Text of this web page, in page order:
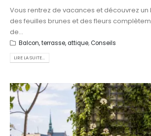
Vous rentrez de vacances et découvrez
des feuilles brunes et des fleurs
de...
Balcon, terrasse, attique,Conseils
LIRE LA SUITE...